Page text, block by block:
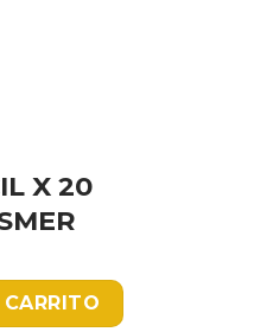
X 20
ESMER